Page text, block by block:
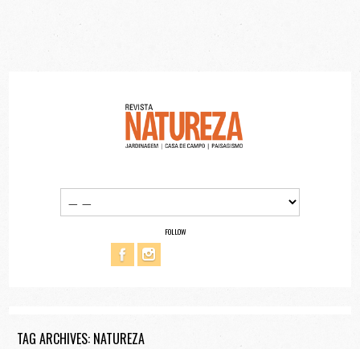
FOLLOW
TAG ARCHIVES: NATUREZA